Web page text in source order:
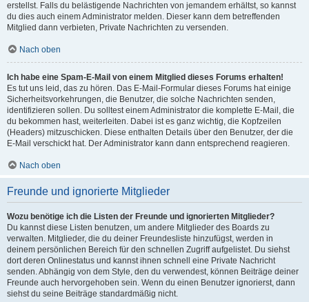
erstellst. Falls du belästigende Nachrichten von jemandem erhältst, so kannst
du dies auch einem Administrator melden. Dieser kann dem betreffenden
Mitglied dann verbieten, Private Nachrichten zu versenden.
Nach oben
Ich habe eine Spam-E-Mail von einem Mitglied dieses Forums erhalten!
Es tut uns leid, das zu hören. Das E-Mail-Formular dieses Forums hat einige
Sicherheitsvorkehrungen, die Benutzer, die solche Nachrichten senden,
identifizieren sollen. Du solltest einem Administrator die komplette E-Mail, die
du bekommen hast, weiterleiten. Dabei ist es ganz wichtig, die Kopfzeilen
(Headers) mitzuschicken. Diese enthalten Details über den Benutzer, der die
E-Mail verschickt hat. Der Administrator kann dann entsprechend reagieren.
Nach oben
Freunde und ignorierte Mitglieder
Wozu benötige ich die Listen der Freunde und ignorierten Mitglieder?
Du kannst diese Listen benutzen, um andere Mitglieder des Boards zu
verwalten. Mitglieder, die du deiner Freundesliste hinzufügst, werden in
deinem persönlichen Bereich für den schnellen Zugriff aufgelistet. Du siehst
dort deren Onlinestatus und kannst ihnen schnell eine Private Nachricht
senden. Abhängig von dem Style, den du verwendest, können Beiträge deiner
Freunde auch hervorgehoben sein. Wenn du einen Benutzer ignorierst, dann
siehst du seine Beiträge standardmäßig nicht.